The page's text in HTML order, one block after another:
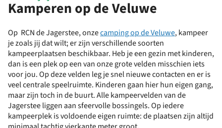
Kamperen op de Veluwe
Op RCN de Jagerstee, onzecamping op de Veluwe, kampeer
je zoals jij dat wilt; er zijn verschillende soorten
kampeerplaatsen beschikbaar. Heb je een gezin met kinderen,
dan is een plek op een van onze grote velden misschien iets
voor jou. Op deze velden leg je snel nieuwe contacten en er is
veel centrale speelruimte. Kinderen gaan hier hun eigen gang,
maar zijn toch in de buurt. Alle kampeervelden van de
Jagerstee liggen aan sfeervolle bossingels. Op iedere
kampeerplek is voldoende eigen ruimte: de plaatsen zijn altijd